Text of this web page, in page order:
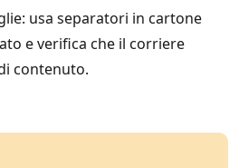
usa separatori in cartone
e verifica che il corriere
contenuto.